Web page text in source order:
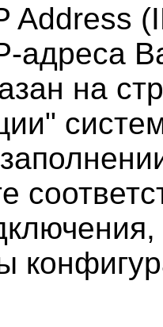
Address
адреса
на